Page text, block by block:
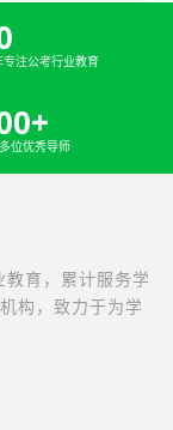
专注公考行业教育
位优秀导师
育，累计服务学
构，致力于为学